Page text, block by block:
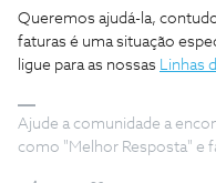
Queremos ajudá-la,
faturas é uma situação
ligue para as nossas Linhas
Ajude a comunidade a
como "Melhor Resposta" e